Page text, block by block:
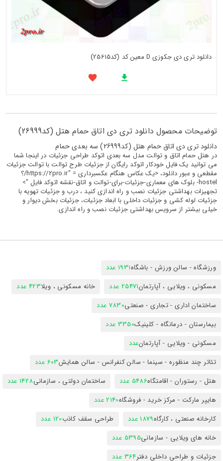
دانلود تری دی جکوزی D معین کد (کد25615)
توضیحات محصول دانلود تری دی اتاق حمام هتل (کد26999)
دانلود تری دی اتاق حمام هتل (کد26999) سه بعدی حمام
در هتل حمام اتاق و توالت مدل سه بعدی اتوکد طراحی جزئیات در اینجا شما
می توانید یک فایل خودکار اتوکد رایگان از جزئیات طرح توالت با توالت جزئیات
مقطعی و عبور دانلود، <یک عکاس هنگام عکسبرداری = "https://2pro.ir/؟
hostel- بلوک های معماری-جزئیات-برای-توالت و اتاق-نقشه اتوکد فایل ">
تجهیزات بهداشتی جزئیات نصب و راه اندازی کنید ، درب و جزئیات تهویه با
جزئیات لوله کشی و جزئیات داخلی با ابعاد جزئیات، جزئیات بخش دیوار و
خیلی بیشتر از سرویس بهداشتی جزئیات نصب و راه اندازی.
ورزشگاه - سالن ورزش - باشگاه1931 عدد
مسکونی ، ویلایی ، آپارتمان25471 عدد خانه مسکونی ، ویلا423 عدد
ساختمان اداری - تجاری - صنعتی7830 عدد
بیمارستان - درمانگاه - کلینیک3350 عدد
مسکونی - ویلایی - آپارتمانعدد
تئاتر چند منظوره - سینما - سالن کنفرانس - سالن همایش603 عدد
هتل - رستوران - اقامتگاه5486 عدد ساختمان دولتی ، سازمانی1428 عدد
هایپر مارکت - مرکز خرید - فروشگاه2140 عدد
کارخانه صنعتی ، کارگاه1879 عدد طراحی سقف کاذب120 عدد
خانه های ویلایی - سازمانی5395 عدد
جزئیات و طراحی داخلی دفتر364 عدد